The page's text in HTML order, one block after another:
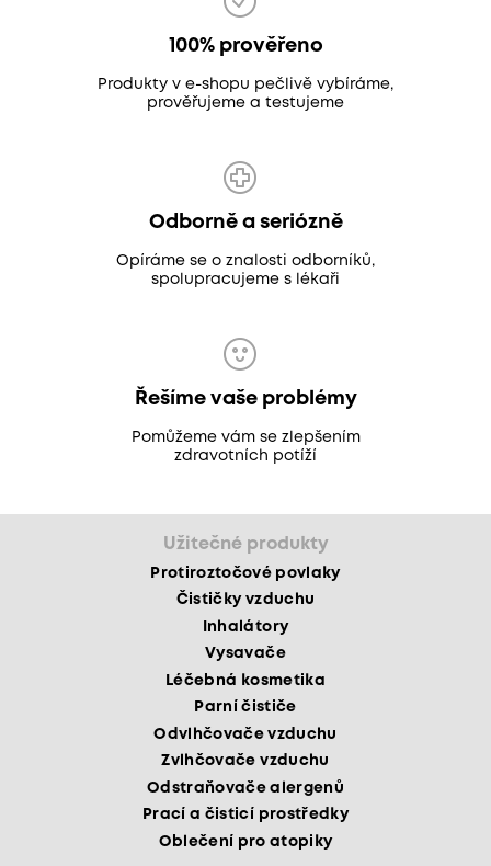
100% prověřeno
Produkty v e-shopu pečlivě vybíráme,
prověřujeme a testujeme
Odborně a seriózně
Opíráme se o znalosti odborníků,
spolupracujeme s lékaři
Řešíme vaše problémy
Pomůžeme vám se zlepšením
zdravotních potíží
Užitečné produkty
Protiroztočové povlaky
Čističky vzduchu
Inhalátory
Vysavače
Léčebná kosmetika
Parní čističe
Odvlhčovače vzduchu
Zvlhčovače vzduchu
Odstraňovače alergenů
Prací a čisticí prostředky
Oblečení pro atopiky